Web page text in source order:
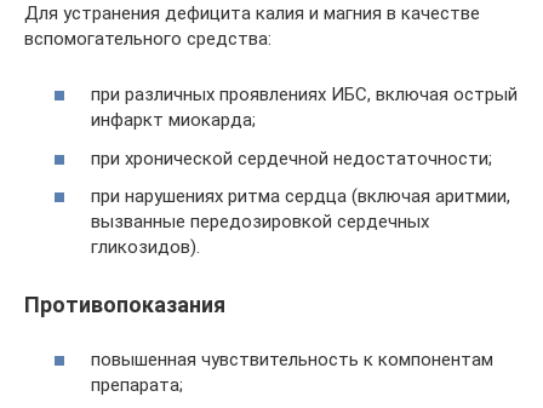
Для устранения дефицита калия и магния в качестве
вспомогательного средства:
при различных проявлениях ИБС, включая острый
инфаркт миокарда;
при хронической сердечной недостаточности;
при нарушениях ритма сердца (включая аритмии,
вызванные передозировкой сердечных
гликозидов).
Противопоказания
повышенная чувствительность к компонентам
препарата;